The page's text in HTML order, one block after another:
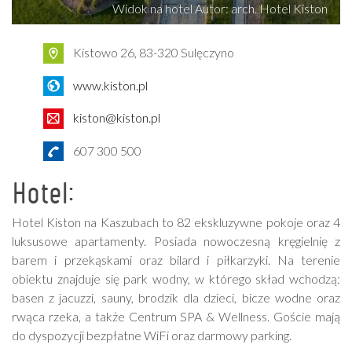
Widok na hotel Autor: arch. Hotel Kiston
Kistowo 26, 83-320 Sulęczyno
www.kiston.pl
kiston@kiston.pl
607 300 500
Hotel:
Hotel Kiston na Kaszubach to 82 ekskluzywne pokoje oraz 4
luksusowe apartamenty. Posiada nowoczesną kręgielnię z
barem i przekąskami oraz bilard i piłkarzyki. Na terenie
obiektu znajduje się park wodny, w którego skład wchodzą:
basen z jacuzzi, sauny, brodzik dla dzieci, bicze wodne oraz
rwąca rzeka, a także Centrum SPA & Wellness. Goście mają
do dyspozycji bezpłatne WiFi oraz darmowy parking.